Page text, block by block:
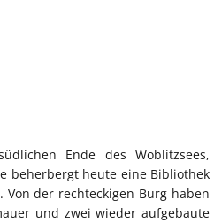
Ende des Woblitzsees,
beherbergt heute eine Bibliothek
der rechteckigen Burg haben
und zwei wieder aufgebaute